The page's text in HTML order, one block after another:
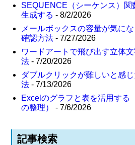
SEQUENCE（シーケンス）関
生成する - 8/2/2026
メールボックスの容量が気に
確認方法 - 7/27/2026
ワードアートで飛び出す立体
法 - 7/20/2026
ダブルクリックが難しいと感
法 - 7/13/2026
Excelのグラフと表を活用する
の整理）
- 7/6/2026
記事検索